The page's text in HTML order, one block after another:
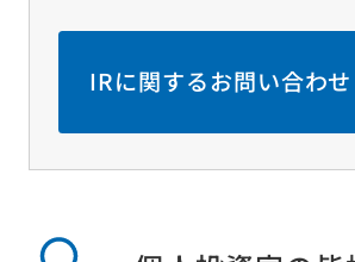
IRに関するお問い合わせ